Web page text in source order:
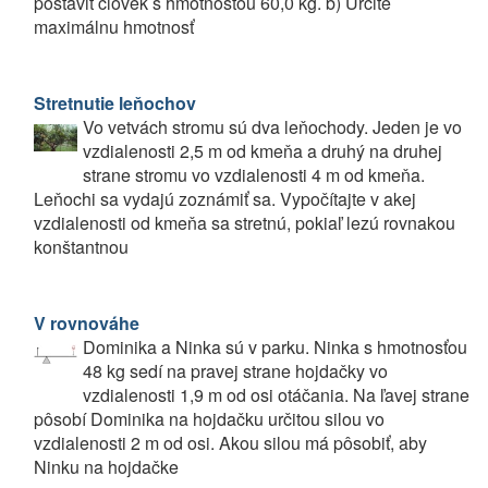
maximálnu hmotnosť
Stretnutie leňochov
Vo vetvách stromu sú dva leňochody. Jeden je vo
vzdialenosti 2,5 m od kmeňa a druhý na druhej
strane stromu vo vzdialenosti 4 m od kmeňa.
Leňochi sa vydajú zoznámiť sa. Vypočítajte v akej
vzdialenosti od kmeňa sa stretnú, pokiaľ lezú rovnakou
konštantnou
V rovnováhe
Dominika a Ninka sú v parku. Ninka s hmotnosťou
48 kg sedí na pravej strane hojdačky vo
vzdialenosti 1,9 m od osi otáčania. Na ľavej strane
pôsobí Dominika na hojdačku určitou silou vo
vzdialenosti 2 m od osi. Akou silou má pôsobiť, aby
Ninku na hojdačke